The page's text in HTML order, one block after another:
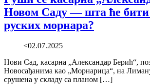
Новом Саду — шта ће бити
руских морнара?
<02.07.2025
Нови Сад, касарна „Александар Берић“,
Новосађанима као „Морнарица“, на
срушена у складу са планом […]